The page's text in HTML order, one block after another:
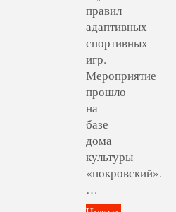
правил
адаптивных
спортивных
игр.
Мероприятие
прошло
на
базе
дома
культуры
«покровский».
…